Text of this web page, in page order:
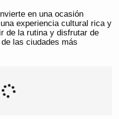
en una ocasión
experiencia cultural rica y
de la rutina y disfrutar de
las ciudades más